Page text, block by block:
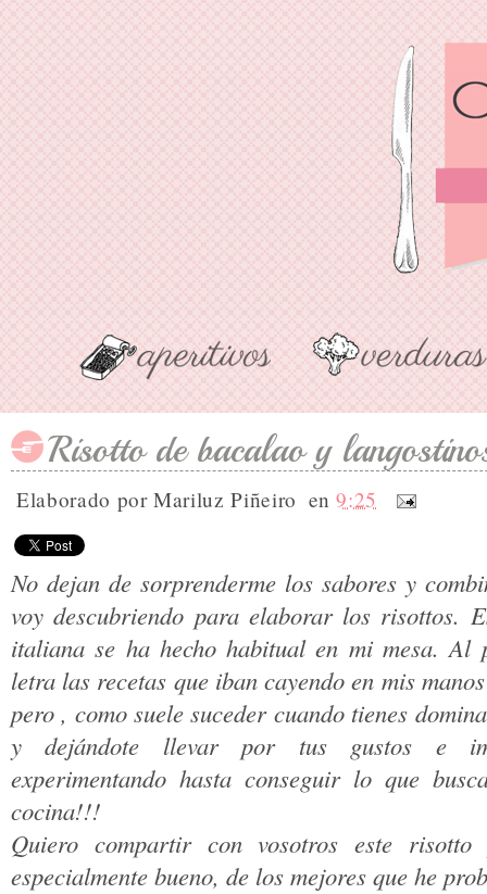
Risotto de bacalao y
Elaborado porMariluz Piñeiro en9:25
No dejan de sorprenderme los sabores y
voy descubriendo para elaborar los risottos.
italiana se ha hecho habitual en mi mesa.
letra las recetas que iban cayendo en mis
pero , como suele suceder cuando tienes
y dejándote llevar por tus gustos e
experimentando hasta conseguir lo que
cocina!!!
Quiero compartir con vosotros este risotto
especialmente bueno, de los mejores que he